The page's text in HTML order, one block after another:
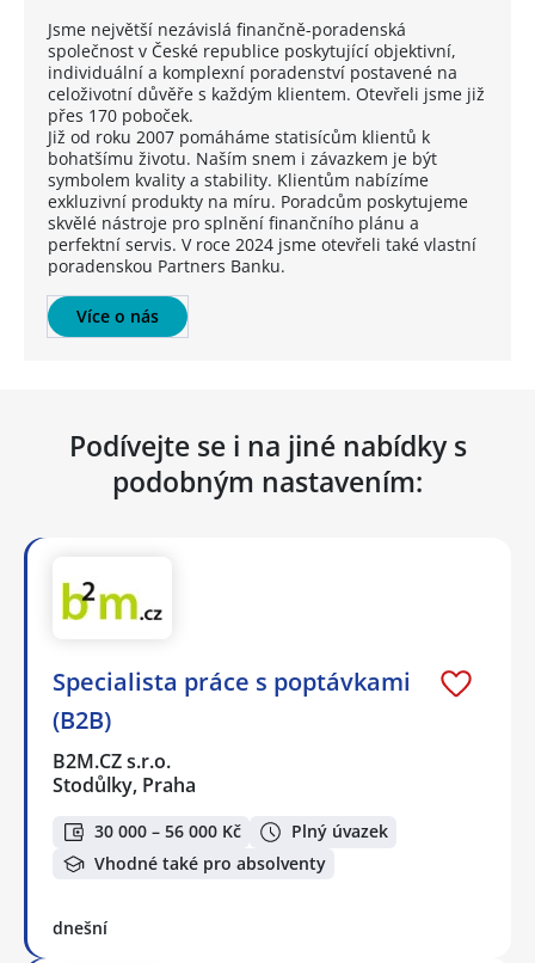
Jsme největší nezávislá finančně-poradenská
společnost v České republice poskytující objektivní,
individuální a komplexní poradenství postavené na
celoživotní důvěře s každým klientem. Otevřeli jsme již
přes 170 poboček.
Již od roku 2007 pomáháme statisícům klientů k
bohatšímu životu. Naším snem i závazkem je být
symbolem kvality a stability. Klientům nabízíme
exkluzivní produkty na míru. Poradcům poskytujeme
skvělé nástroje pro splnění finančního plánu a
perfektní servis. V roce 2024 jsme otevřeli také vlastní
poradenskou Partners Banku.
Více o nás
Podívejte se i na jiné nabídky s
podobným nastavením:
Specialista práce s poptávkami
(B2B)
B2M.CZ s.r.o.
Stodůlky, Praha
30 000 – 56 000 Kč
Plný úvazek
Vhodné také pro absolventy
dnešní